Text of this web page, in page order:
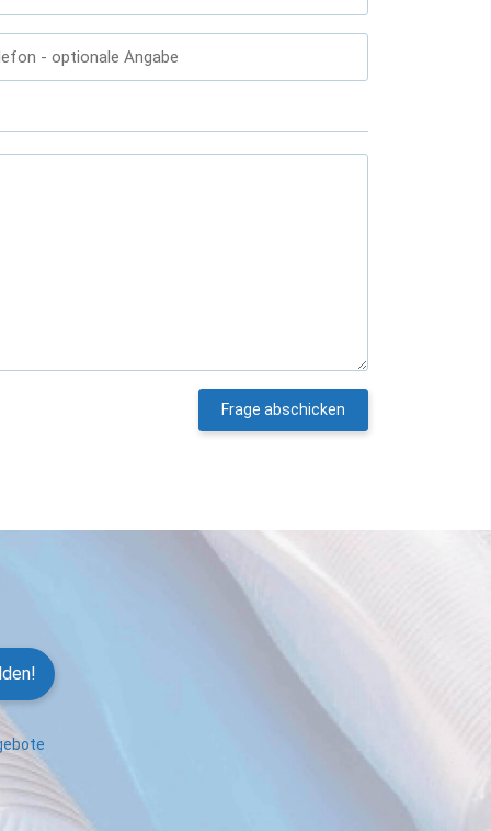
- optionale Angabe
Frage abschicken